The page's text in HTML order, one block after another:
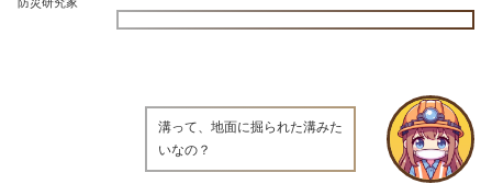
溝って、地面に掘られた溝みた
いなの？